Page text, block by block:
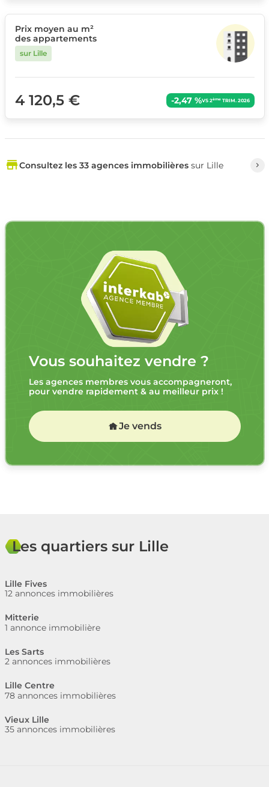
Prix moyen au m²
des appartements
sur Lille
4 120,5 € -2,47 %VS 2èmeTRIM. 2026
Consultez les 33 agences immobilièressur Lille
Vous souhaitez vendre ?
Les agences membres vous accompagneront,
pour vendre rapidement & au meilleur prix !
Je vends
Les quartiers sur Lille
Lille Fives
12 annonces immobilières
Mitterie
1 annonce immobilière
Les Sarts
2 annonces immobilières
Lille Centre
78 annonces immobilières
Vieux Lille
35 annonces immobilières